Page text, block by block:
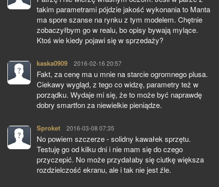
takim parametrami pójdzie jakość wykonania to Manta
ma spore szanse na rynku z tym modelem. Chętnie
zobaczyłbym go w realu, bo opisy bywają mylące.
Ktoś wie kiedy pojawi się w sprzedaży?
kaska0909 pisze:
2016-02-16 20:57
Fakt, za cenę ma u mnie na starcie ogromnego plusa.
Ciekawy wygląd, z tego co widzę, parametry też w
porządku. Wydaje mi się, że to może być naprawdę
dobry smartfon za niewielkie pieniądze.
Sproket pisze:
2016-03-08 07:35
No powiem szczerze - solidny kawałek sprzętu.
Testuję go od kilku dni i nie mam się do czego
przyczepić. No może przydałaby się ciutkę większa
rozdzielczość ekranu, ale i tak nie jest źle.